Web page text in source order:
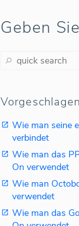
Geben
Wie man seine
verbindet
Wie man das
On verwendet
Wie man
verwendet
Wie man das